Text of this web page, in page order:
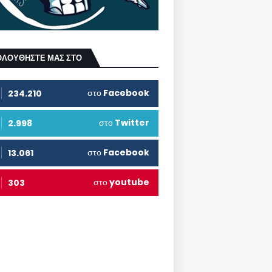
ΜΑΣ ΣΤΟ
234.210 στο Facebook
2.998 στο Twitter
13.061 στο Facebook
303 στοyoutube